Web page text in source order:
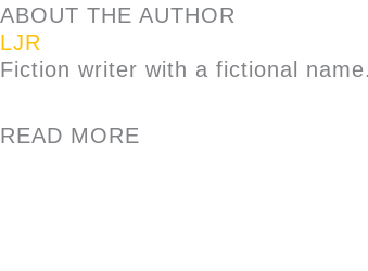
ABOUT THE AUTHOR
LJR
Fiction writer with a fictional
READ MORE